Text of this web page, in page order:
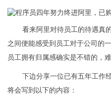
看来阿里对待员工的待遇真
之间便能感受到员工对于公司的
员工拥有归属感确实是不错的，
下边分享一位已有五年工作
将会写到以下的内容：